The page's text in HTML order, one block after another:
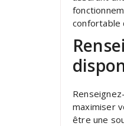
confortable
maximiser
être une